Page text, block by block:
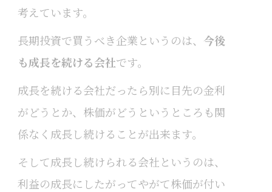
考えています。
長期投資で買うべき企業というのは、 今後
も成長を続ける会社です。
成長を続ける会社だったら別に目先の金利
がどうとか、株価がどうというところも関
係なく成長し続けることが出来ます。
そして成長し続けられる会社というのは、
利益の成長にしたがってやがて株価が付い